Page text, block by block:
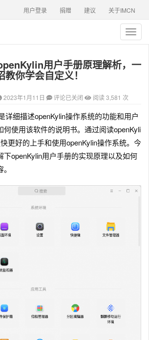
关于IMCN
建议
捐赠
用户登录
T
o
g
v
i
g
a
t
i
用户手册原理解析，一
教你学会自定义！
2023年1月11日 评论已关闭 阅读 3,581 次
详细描述openKylin操作系统的功能和用户
何使用该软件的说明书。通过阅读openKyli
更好的上手和使用openKylin操作系统。今
下openKylin用户手册的实现原理以及如何